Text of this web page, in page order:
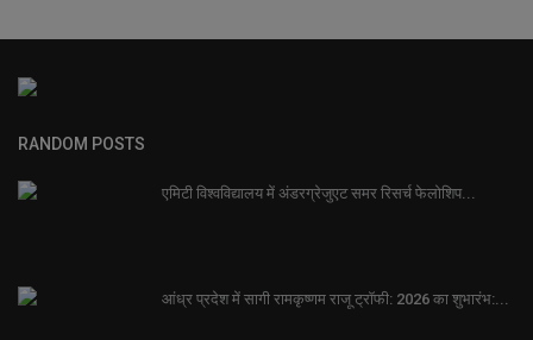
RANDOM POSTS
एमिटी विश्वविद्यालय में अंडरग्रेजुएट समर रिसर्च फेलोशिप...
आंध्र प्रदेश में सागी रामकृष्णम राजू ट्रॉफी: 2026 का शुभारंभ:...